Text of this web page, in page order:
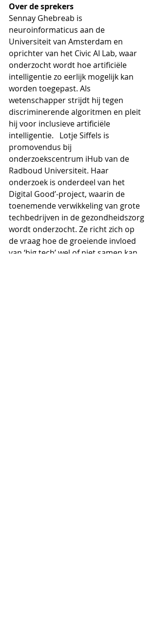
Over de sprekers
Sennay Ghebreab is
neuroinformaticus aan de
Universiteit van Amsterdam en
oprichter van het Civic AI Lab, waar
onderzocht wordt hoe artificiële
intelligentie zo eerlijk mogelijk kan
worden toegepast. Als
wetenschapper strijdt hij tegen
discriminerende algoritmen en pleit
hij voor inclusieve artificiële
intelligentie.   Lotje Siffels is
promovendus bij
onderzoekscentrum iHub van de
Radboud Universiteit. Haar
onderzoek is onderdeel van het
Digital Good’-project, waarin de
toenemende verwikkeling van grote
techbedrijven in de gezondheidszorg
wordt onderzocht. Ze richt zich op
de vraag hoe de groeiende invloed
van ‘big tech’ wel of niet samen kan